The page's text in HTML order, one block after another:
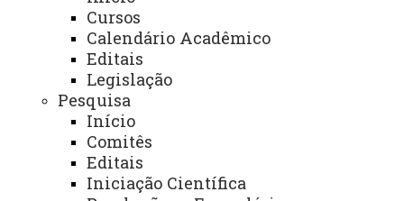
Cursos
Calendário Acadêmico
Editais
Legislação
Pesquisa
Início
Comitês
Editais
Iniciação Científica
Stricto Sensu - Mestrado e Doutorado
Toledo - Programas Pós-graduação
Química - PPGQUI
Editais - PPGQUI